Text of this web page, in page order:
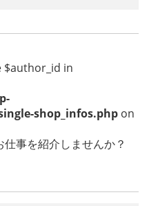
$author_id in
shop_infos.php on
事を紹介しませんか？